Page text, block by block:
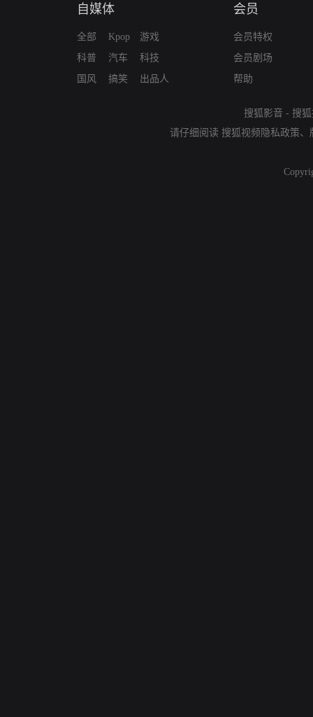
自媒体
全部
科普
国风
Kpop
汽车
搞笑
游戏
科技
出品人
会员
会员特权
会员剧场
帮助
搜狐影音 - 搜
请仔细阅读 搜狐视频隐私政策、